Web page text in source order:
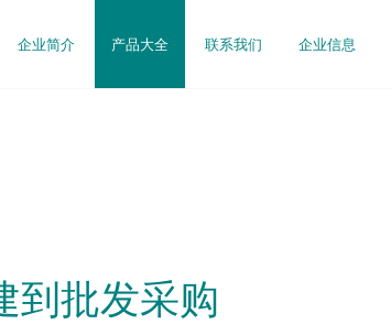
企业简介 产品大全 联系我们 企业信息
到批发采购